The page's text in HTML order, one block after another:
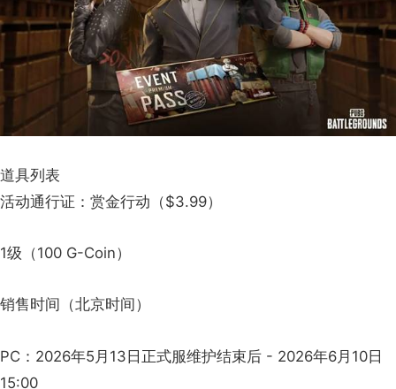
道具列表
活动通行证：赏金行动（$3.99）
1级（100 G-Coin）
销售时间（北京时间）
PC：2026年5月13日正式服维护结束后 - 2026年6月10日
15:00